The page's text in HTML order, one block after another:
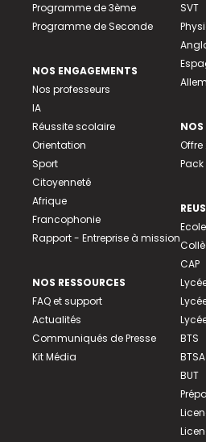
Programme de 3ème
Programme de Seconde
NOS ENGAGEMENTS
Nos professeurs
IA
Réussite scolaire
Orientation
Sport
Citoyenneté
Afrique
Francophonie
Rapport - Entreprise à mission
NOS RESSOURCES
FAQ et support
Actualités
Communiqués de Presse
Kit Média
SVT
NOS
CAP
BTS
BTSA
BUT